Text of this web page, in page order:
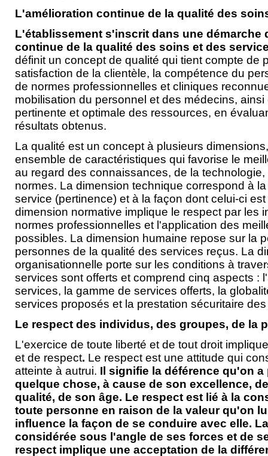
L'amélioration continue de la qualité des
L'établissement s'inscrit dans une démarche
continue de la qualité des soins et des
définit un concept de qualité qui tient compte de
satisfaction de la clientèle, la compétence du
de normes professionnelles et cliniques
mobilisation du personnel et des médecins,
pertinente et optimale des ressources, en
résultats obtenus.
La qualité est un concept à plusieurs
ensemble de caractéristiques qui favorise le
au regard des connaissances, de la
normes. La dimension technique correspond à
service (pertinence) et à la façon dont celui-ci
dimension normative implique le respect par les
normes professionnelles et l'application des
possibles. La dimension humaine repose sur la
personnes de la qualité des services reçus. La
organisationnelle porte sur les conditions à
services sont offerts et comprend cinq aspects :
services, la gamme de services offerts, la
services proposés et la prestation sécuritaire
Le respect des individus, des groupes, de la
L'exercice de toute liberté et de tout droit
et de respect. Le respect est une attitude qui
atteinte à autrui. Il signifie la déférence qu'on
quelque chose, à cause de son excellence,
qualité, de son âge. Le respect est lié à la
toute personne en raison de la valeur qu'on
influence la façon de se conduire avec elle.
considérée sous l'angle de ses forces et de
respect implique une acceptation de la